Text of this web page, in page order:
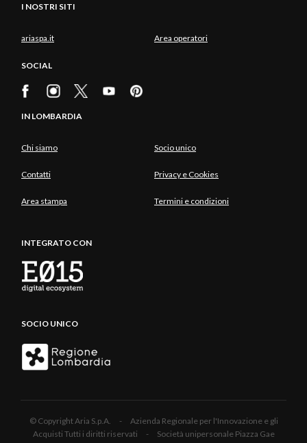
I NOSTRI SITI
ariaspa.it Area operatori
SOCIAL
IN LOMBARDIA
Chi siamo Socio unico
Contatti Privacy e Cookies
Area stampa Termini e condizioni
INTEGRATO CON
SOCIO UNICO
© Copyright Aria S.p.A. - Azienda Regionale per l'Innovazione e gli
Acquisti Tutti i diritti riservati - Società unipersonale Piazza Gae